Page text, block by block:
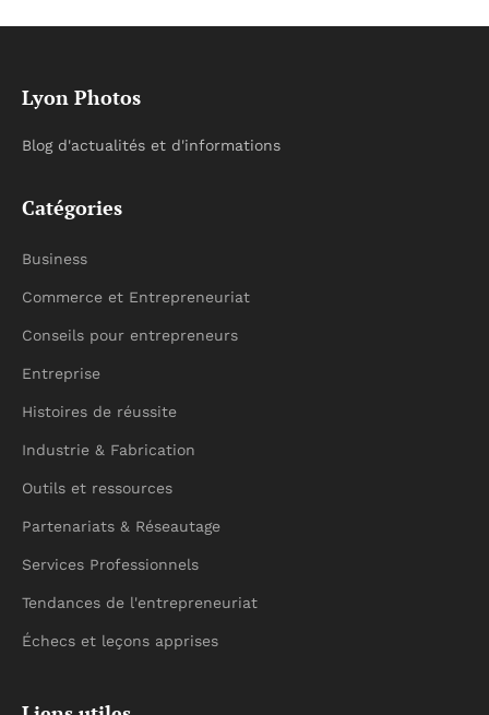
Lyon Photos
Blog d'actualités et d'informations
Catégories
Business
Commerce et Entrepreneuriat
Conseils pour entrepreneurs
Entreprise
Histoires de réussite
Industrie & Fabrication
Outils et ressources
Partenariats & Réseautage
Services Professionnels
Tendances de l'entrepreneuriat
Échecs et leçons apprises